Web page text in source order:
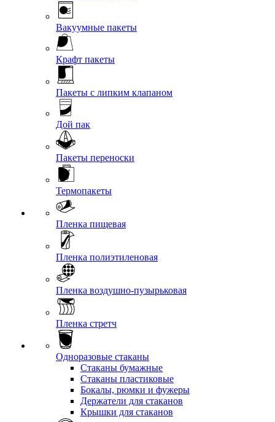
Вакуумные пакеты
Крафт пакеты
Пакеты с липким клапаном
Дой пак
Пакеты переноски
Термопакеты
Пленка пищевая
Пленка полиэтиленовая
Пленка воздушно-пузырьковая
Пленка стретч
Одноразовые стаканы
Стаканы бумажные
Стаканы пластиковые
Бокалы, рюмки и фужеры
Держатели для стаканов
Крышки для стаканов